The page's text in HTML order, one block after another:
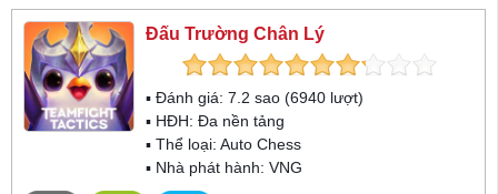
Đấu Trường Chân Lý
▪ Đánh giá: 7.2 sao (6940 lượt)
▪ HĐH: Đa nền tảng
▪ Thể loại: Auto Chess
▪ Nhà phát hành: VNG